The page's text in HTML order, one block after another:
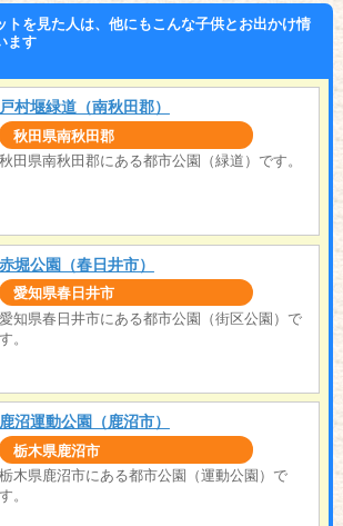
トを見た人は、他にもこんな子供とお出かけ情
ます
戸村堰緑道（南秋田郡）
秋田県南秋田郡
秋田県南秋田郡にある都市公園（緑道）です。
赤堀公園（春日井市）
愛知県春日井市
愛知県春日井市にある都市公園（街区公園）で
す。
鹿沼運動公園（鹿沼市）
栃木県鹿沼市
栃木県鹿沼市にある都市公園（運動公園）で
す。